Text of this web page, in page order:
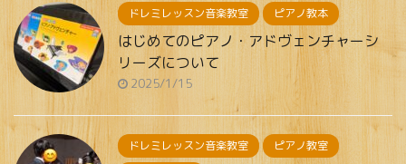
ドレミレッスン音楽教室 ピアノ教本
はじめてのピアノ・アドヴェンチャーシ
リーズについて
2025/1/15
ドレミレッスン音楽教室
ピアノ教室